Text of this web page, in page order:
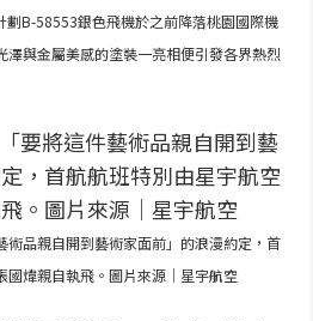
計劃B-58553銀色飛機於之前降落桃園國際機
與金屬美感的塗裝一亮相便引發各界熱烈
術品親自開到藝術家面前」的浪漫約定，首
國煒親自執飛。圖片來源｜星宇航空